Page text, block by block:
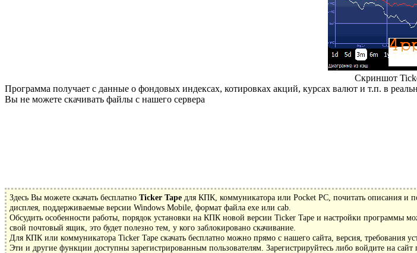
Скриншот
Программа получает с данные о фондовых индексах, котировках акций, курсах валют и т.п. в
Вы не можете скачивать файлы с нашего сервера
Здесь Вы можете скачать бесплатно Ticker Tape для КПК, коммуникатора или Pocket PC, почитать описания и
дисплея, поддерживаемые версии Windows Mobile, формат файла exe или cab.
Обсудить особенности работы, порядок установки на КПК новой версии Ticker Tape и настройки программы
свой почтовый ящик, это будет полезно тем, у кого заблокировано скачивание.
Для КПК или коммуникатора Ticker Tape скачать бесплатно можно прямо с нашего сайта, версия, требования
Эти и другие функции доступны зарегистрированным пользователям. Зарегистрируйтесь либо войдите на